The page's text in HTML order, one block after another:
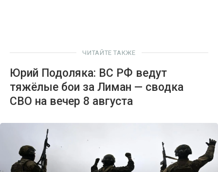
ЧИТАЙТЕ ТАКЖЕ
Юрий Подоляка: ВС РФ ведут
тяжёлые бои за Лиман — сводка
СВО на вечер 8 августа